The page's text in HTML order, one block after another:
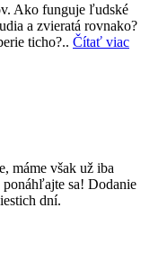
Ako funguje ľudské
a zvieratá rovnako?
ticho?.. Čítať viac
máme však už iba
sa! Dodanie
dní.